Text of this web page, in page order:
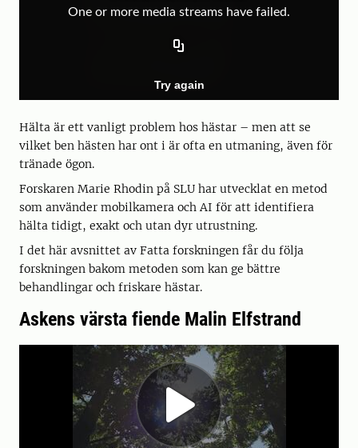
Hälta är ett vanligt problem hos hästar – men att se
vilket ben hästen har ont i är ofta en utmaning, även för
tränade ögon.
Forskaren Marie Rhodin på SLU har utvecklat en metod
som använder mobilkamera och AI för att identifiera
hälta tidigt, exakt och utan dyr utrustning.
I det här avsnittet av Fatta forskningen får du följa
forskningen bakom metoden som kan ge bättre
behandlingar och friskare hästar.
Askens värsta fiende Malin Elfstrand